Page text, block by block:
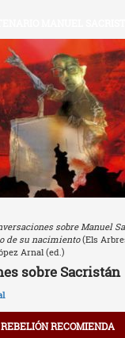
sobre Manuel
de su nacimiento(Els
Arnal (ed.)
sobre Sacristán
REBELIÓN RECOMIENDA